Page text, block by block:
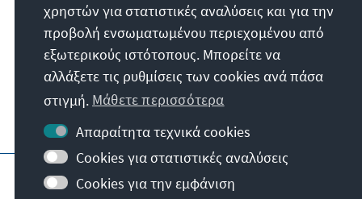
Την παραγγελία μας
Επικοινωνία
Περισσότερες προσφορές από το ίδρυμα
Στοιχεία ιστοσελίδας
Προστασία προσωπικών δεδομένων
χρηστών για στατιστικές αναλύσεις και για την
προβολή ενσωματωμένου περιεχομένου από
εξωτερικούς ιστότοπους. Μπορείτε να
αλλάξετε τις ρυθμίσεις των cookies ανά πάσα
στιγμή. Μάθετε περισσότερα
Απαραίτητα τεχνικά cookies
Cookies για στατιστικές αναλύσεις
Cookies για την εμφάνιση